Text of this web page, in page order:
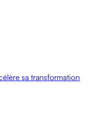
sa transformation